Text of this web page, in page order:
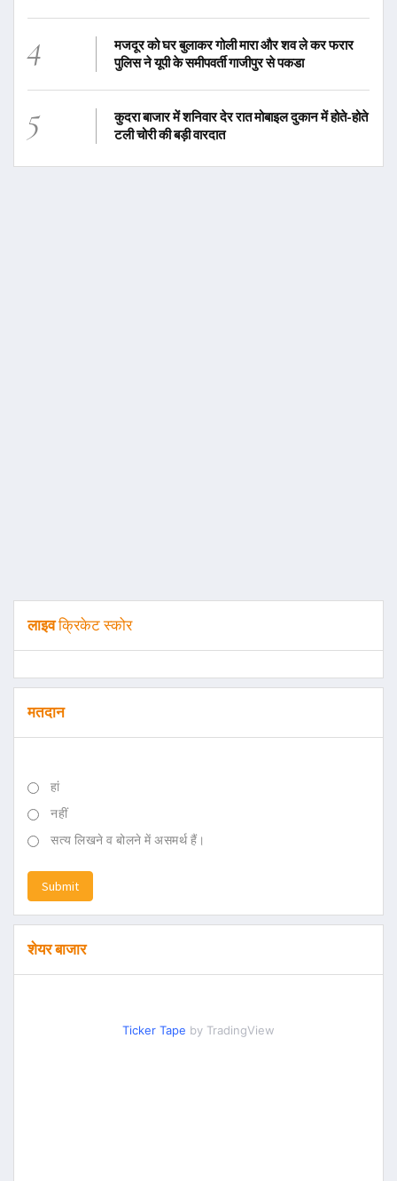
4
मजदूर को घर बुलाकर गोली मारा और शव ले कर फरार
पुलिस ने यूपी के समीपवर्ती गाजीपुर से पकडा
5
कुदरा बाजार में शनिवार देर रात मोबाइल दुकान में होते-होते
टली चोरी की बड़ी वारदात
लाइवक्रिकेट स्कोर
मतदान
हां
नहीं
सत्य लिखने व बोलने में असमर्थ हैं।
Submit
शेयर बाजार
Ticker Tape by TradingView